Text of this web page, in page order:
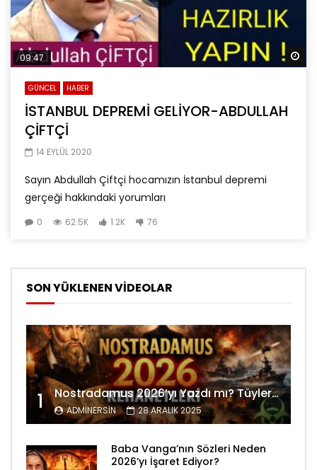
09:47
GÜNCEL HABER
İSTANBUL DEPREMİ GELİYOR-ABDULLAH
ÇİFTÇİ
14 EYLÜL 2020
Sayın Abdullah Çiftçi hocamızın İstanbul depremi
gerçeği hakkındaki yorumları
0 62.5K 1.2K 76
SON YÜKLENEN VİDEOLAR
1 Nostradamus 2026’yı Yazdı mı? Tüyler Ürperten Kehanetler
ADMINERSIN 28 ARALIK 2025
Baba Vanga’nın Sözleri Neden
2026’yı İşaret Ediyor?